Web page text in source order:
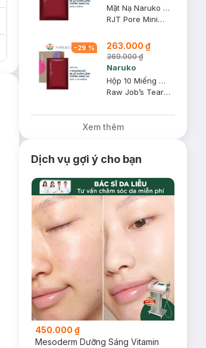
Mặt Nạ Naruko Ý Dĩ Nhân Đỏ Se Lỗ Chân Lông, Sáng Da 25ml
RJT Pore Minimizing and Brightening Mask
-29% 263.000 ₫
369.000 ₫
Naruko
Hộp 10 Miếng Mặt Nạ Naruko Ý Dĩ Nhân Đỏ Se Lỗ Chân Lông
Raw Job’s Tears Supercritical CO2 Pore Minimizing & Brightening Mask
Xem thêm
Dịch vụ gợi ý cho bạn
450.000 ₫
Mesoderm Dưỡng Sáng Vitamin